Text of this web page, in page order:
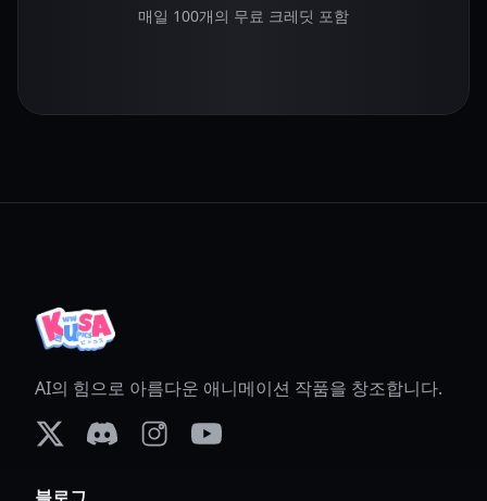
매일 100개의 무료 크레딧 포함
AI의 힘으로 아름다운 애니메이션 작품을 창조합니다.
블로그